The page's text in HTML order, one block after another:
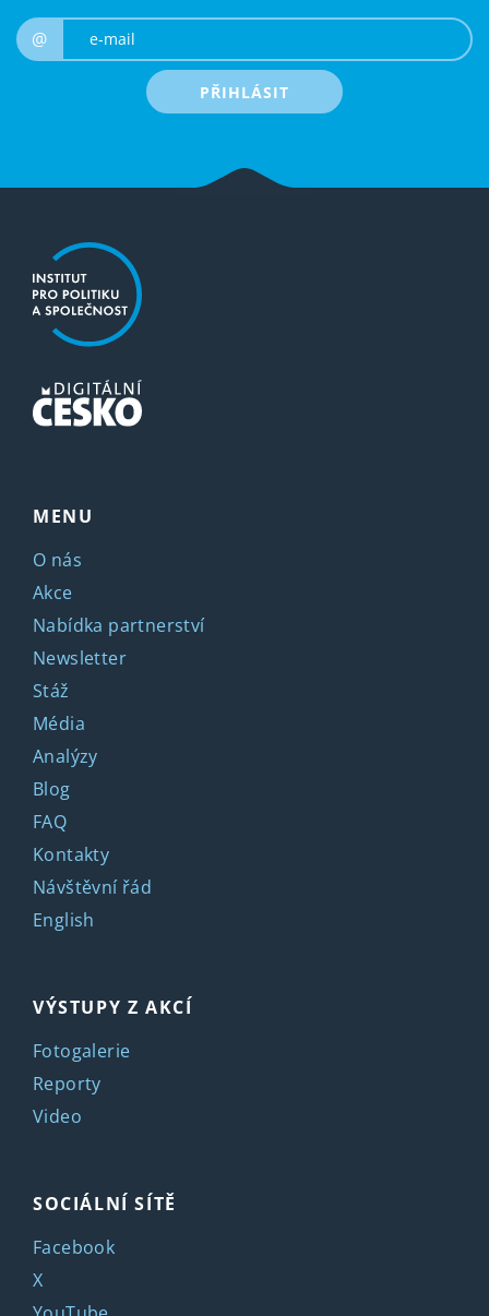
@
PŘIHLÁSIT
MENU
O nás
Akce
Nabídka partnerství
Newsletter
Stáž
Média
Analýzy
Blog
FAQ
Kontakty
Návštěvní řád
English
VÝSTUPY Z AKCÍ
Fotogalerie
Reporty
Video
SOCIÁLNÍ SÍTĚ
Facebook
X